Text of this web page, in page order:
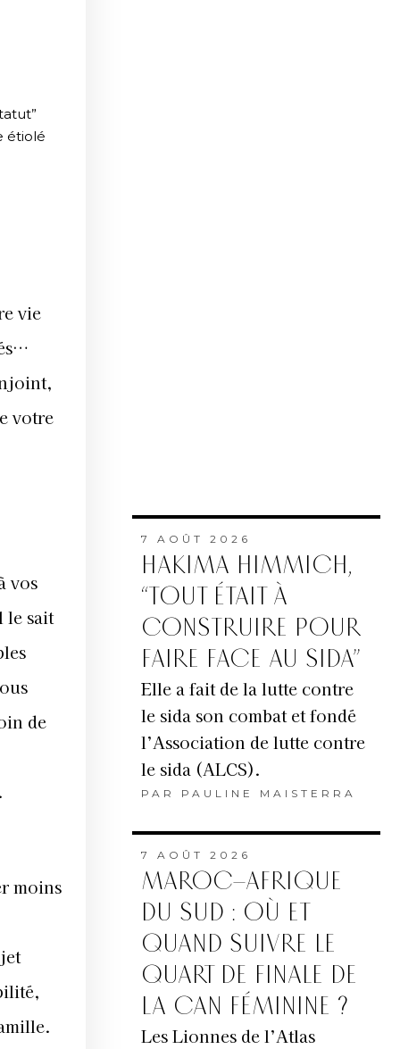
étiolé
vie
votre
vos
le sait
de
moins
7 AOÛT 2026
HAKIMA HIMMICH,
“TOUT ÉTAIT À
CONSTRUIRE POUR
FAIRE FACE AU SIDA”
Elle a fait de la lutte contre
le sida son combat et fondé
l’Association de lutte contre
le sida (ALCS).
PAR PAULINE MAISTERRA
7 AOÛT 2026
MAROC–AFRIQUE
DU SUD : OÙ ET
QUAND SUIVRE LE
QUART DE FINALE DE
LA CAN FÉMININE ?
Les Lionnes de l’Atlas